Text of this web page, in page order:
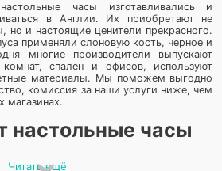
часы изготавливались и
в Англии. Их приобретают не
но и настоящие ценители прекрасного.
применяли слоновую кость, черное и
многие производители выпускают
спален и офисов, используют
материалы. Мы поможем выгодно
комиссия за наши услуги ниже, чем
магазинах.
настольные часы
Читать ещё